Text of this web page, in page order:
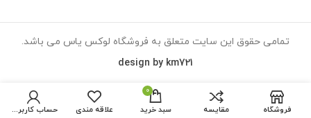
تمامی حقوق این سایت متعلق به فروشگاه لوکس یاس می باشد.
design by km721
فروشگاه مقایسه
0
سبد خرید علاقه مندی حساب کاربری من